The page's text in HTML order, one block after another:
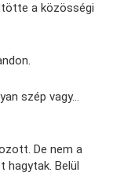
a közösségi
szép vagy…
De nem a
hagytak. Belül